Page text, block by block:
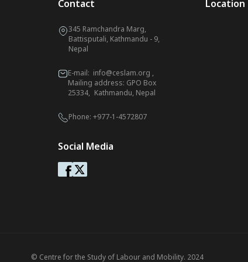
Contact
345 Ramchandra Marg,
Battisputali, Kathmandu - 9,
Nepal
E-mail: info@ceslam.org ,
Mailing address: GPO Box
25334, Kathmandu, Nepal
Phone: +977-1-4572807
Social Media
Location
© Centre for the Study of Labour and Mobility. 2024